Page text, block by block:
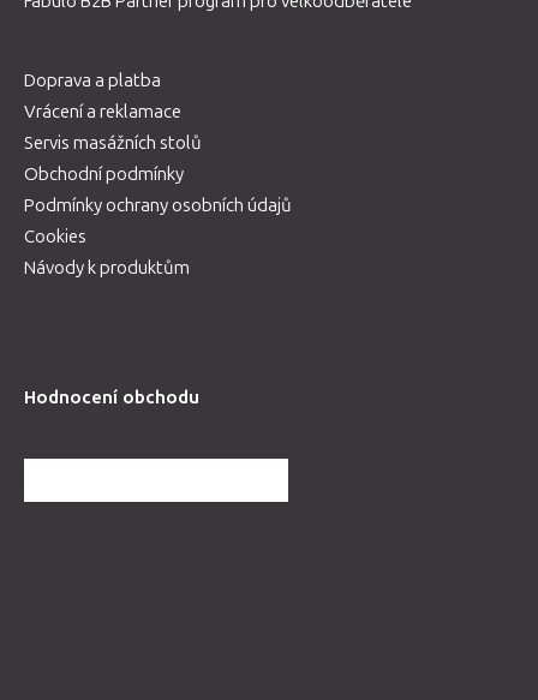
Doprava a platba
Vrácení a reklamace
Servis masážních stolů
Obchodní podmínky
Podmínky ochrany osobních údajů
Cookies
Návody k produktům
Hodnocení obchodu